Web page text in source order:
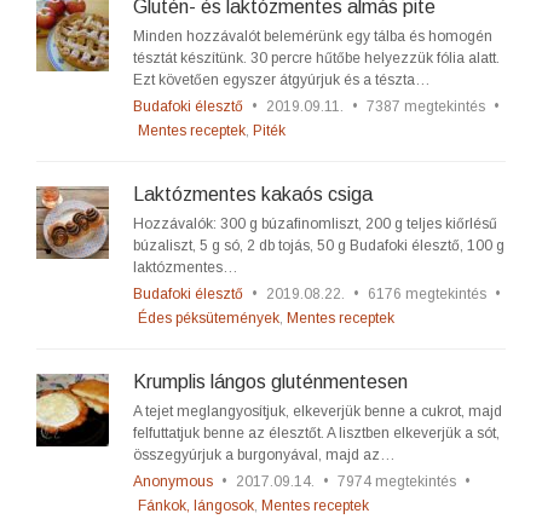
Glutén- és laktózmentes almás pite
Minden hozzávalót belemérünk egy tálba és homogén
tésztát készítünk. 30 percre hűtőbe helyezzük fólia alatt.
Ezt követően egyszer átgyúrjuk és a tészta…
Budafoki élesztő • 2019.09.11. • 7387 megtekintés •
Mentes receptek, Piték
Laktózmentes kakaós csiga
Hozzávalók: 300 g búzafinomliszt, 200 g teljes kiőrlésű
búzaliszt, 5 g só, 2 db tojás, 50 g Budafoki élesztő, 100 g
laktózmentes…
Budafoki élesztő • 2019.08.22. • 6176 megtekintés •
Édes péksütemények, Mentes receptek
Krumplis lángos gluténmentesen
A tejet meglangyosítjuk, elkeverjük benne a cukrot, majd
felfuttatjuk benne az élesztőt. A lisztben elkeverjük a sót,
összegyúrjuk a burgonyával, majd az…
Anonymous • 2017.09.14. • 7974 megtekintés •
Fánkok, lángosok, Mentes receptek